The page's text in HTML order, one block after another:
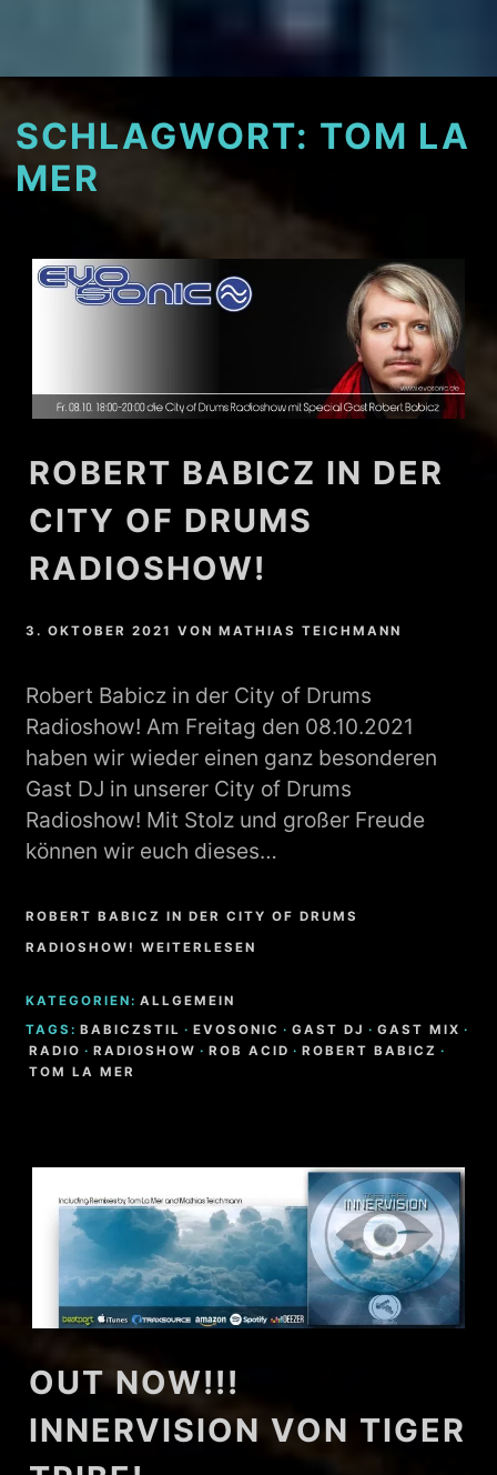
SCHLAGWORT: TOM LA
MER
ROBERT BABICZ IN DER
CITY OF DRUMS
RADIOSHOW!
3. OKTOBER 2021 VONMATHIAS TEICHMANN
Robert Babicz in der City of Drums
Radioshow! Am Freitag den 08.10.2021
haben wir wieder einen ganz besonderen
Gast DJ in unserer City of Drums
Radioshow! Mit Stolz und großer Freude
können wir euch dieses…
ROBERT BABICZ IN DER CITY OF DRUMS
RADIOSHOW! WEITERLESEN
KATEGORIEN: ALLGEMEIN
TAGS: BABICZSTIL · EVOSONIC · GAST DJ · GAST MIX ·
RADIO · RADIOSHOW · ROB ACID · ROBERT BABICZ ·
TOM LA MER
OUT NOW!!!
INNERVISION VON TIGER